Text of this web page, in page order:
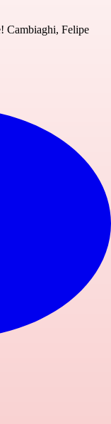
Cambiaghi, Felipe